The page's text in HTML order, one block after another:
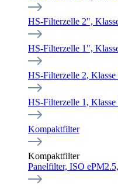
HS-Filterzelle 2",
HS-Filterzelle 1",
HS-Filterzelle 2,
HS-Filterzelle 1,
Kompaktfilter
Kompaktfilter
Panelfilter, ISO